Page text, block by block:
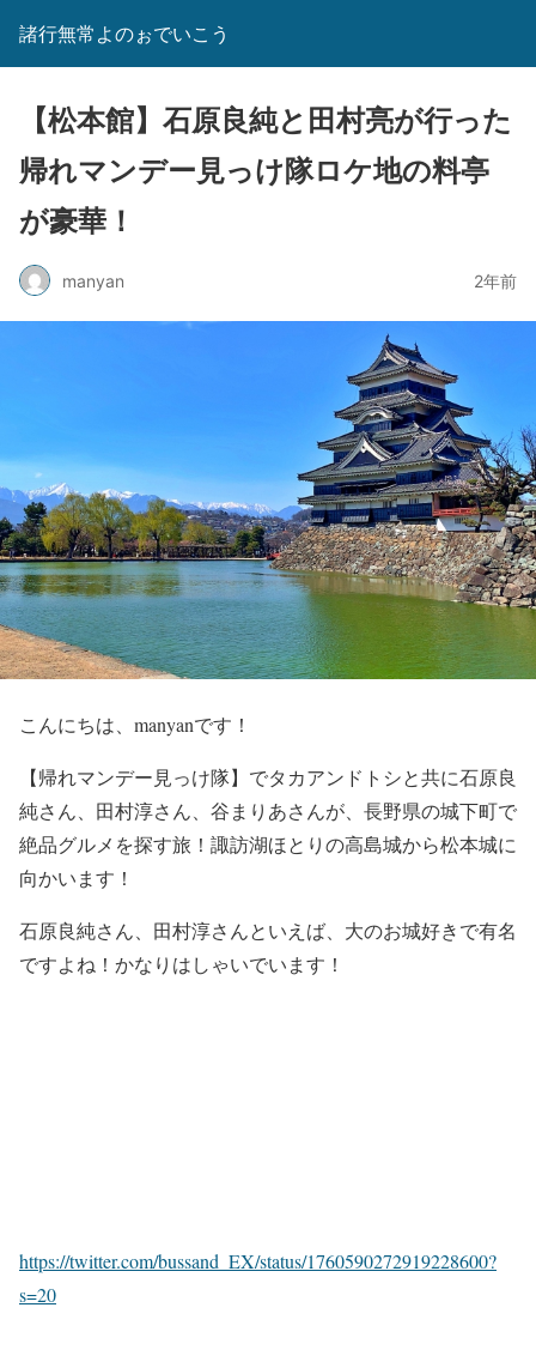
諸行無常よのぉでいこう
【松本館】石原良純と田村亮が行った
帰れマンデー見っけ隊ロケ地の料亭
が豪華！
manyan 2年前
こんにちは、manyanです！
【帰れマンデー見っけ隊】 でタカアンドトシと共に石原良
純さん、 田村淳さん、 谷まりあさんが、長野県の城下町で
絶品グルメを探す旅！諏訪湖ほとりの高島城から松本城に
向かいます！
石原良純さん、 田村淳さんといえば、 大のお城好きで有名
ですよね！かなりはしゃいでいます！
https://twitter.com/bussand_EX/status/1760590272919228600?
s=20